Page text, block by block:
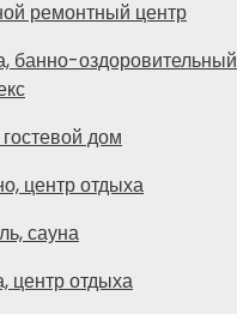
ремонтный центр
банно-оздоровительный
дом
центр отдыха
сауна
центр отдыха